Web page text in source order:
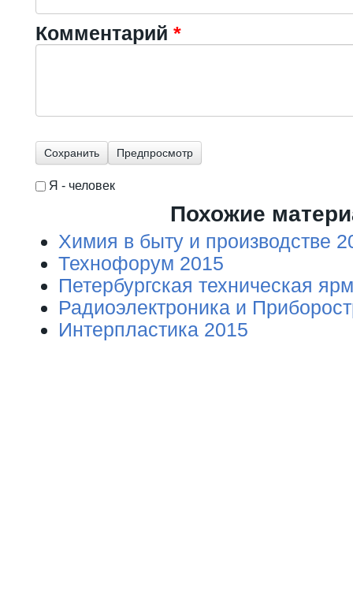
Комментарий *
Я - человек
Похожие
Химия в быту и производстве
Технофорум 2015
Петербургская техническая
Радиоэлектроника и
Интерпластика 2015